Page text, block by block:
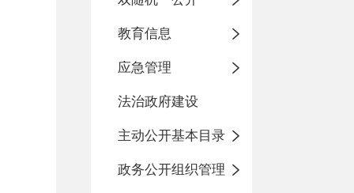
教育信息
应急管理
法治政府建设
主动公开基本目录
政务公开组织管理